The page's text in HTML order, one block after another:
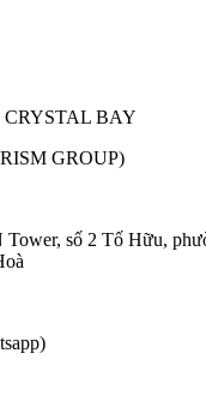
BAY
GROUP)
số 2 Tố Hữu,